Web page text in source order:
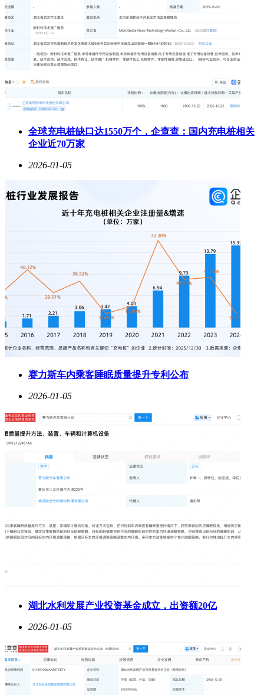
全球充电桩缺口达1550万个，企查查：国内充电桩相关
企业近70万家
2026-01-05
赛力斯车内乘客睡眠质量提升专利公布
2026-01-05
湖北水利发展产业投资基金成立，出资额20亿
2026-01-05